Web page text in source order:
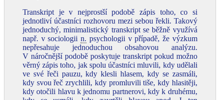
Transkript je v nejprostší podobě zápis toho, co si
jednotliví účastníci rozhovoru mezi sebou řekli. Takový
jednoduchý, minimalistický transkript se běžně využívá
např. v sociologiin. psychologii v případě, že výzkum
nepřesahuje jednoduchou obsahovou analýzu.
V náročnější podobě poskytuje transkript pokud možno
věrný zápis toho, jak spolu účastníci mluvili, kdy udělali
ve své řeči pauzu, kdy klesli hlasem, kdy se zasmáli,
kdy svou řeč zrychlili, kdy promluvili tiše, kdy hlasitěji,
kdy otočili hlavu k jednomu partnerovi, kdy k druhému,